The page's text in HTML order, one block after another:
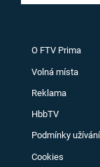
O FTV Prima
Volná místa
Reklama
HbbTV
Podmínky užívání
Cookies